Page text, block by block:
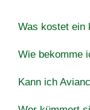
Was kostet ein
Wie bekomme
Kann ich